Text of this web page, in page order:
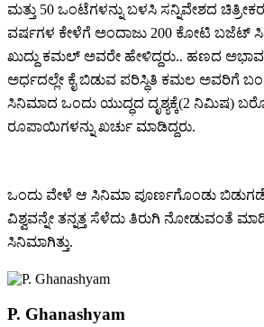
ಮತ್ತು 50 ಒಂಟೆಗಳನ್ನು ಬಳಸಿ ಸನ್ನಿವೇಶದ
ವರ್ಷಗಳ ಕೇಳೆಗೆ ಅಂದಾಜು 200 ಕೋಟಿ ಬಜೆಟ್
ಖುದ್ದು ಕಮಲ್ ಅವರೇ ಹೇಳಿದ್ದರು.. ಹಣದ
ಅರ್ಧದಲ್ಲೇ ಕೈ ಬಿಡುವ ಪರಿಸ್ಥಿತಿ ಕಮಲ ಅವರಿಗೆ
ಸಿನಿಮಾದ ಒಂದು ಯುದ್ಧದ ದೃಶ್ಯಕ್ಕೆ(2 ನಿಮಿಷ)
ರೂಪಾಯಿಗಳನ್ನು ಖರ್ಚು ಮಾಡಿದ್ದರು.
ಒಂದು ವೇಳೆ ಆ ಸಿನಿಮಾ ಪೂರ್ಣಗೊಂಡು
ವಿಶ್ವವನ್ನೇ ತನ್ನತ್ತ ಸೆಳೆದು ತಿರುಗಿ ನೋಡುವಂತೆ
ಸಿನಿಮಾಗಿತ್ತು.
P. Ghanashyam